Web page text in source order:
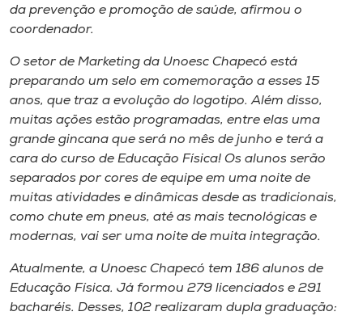
da prevenção e promoção de saúde, afirmou o
coordenador.
O setor de Marketing da Unoesc Chapecó está
preparando um selo em comemoração a esses 15
anos, que traz a evolução do logotipo. Além disso,
muitas ações estão programadas, entre elas uma
grande gincana que será no mês de junho e terá a
cara do curso de Educação Física! Os alunos serão
separados por cores de equipe em uma noite de
muitas atividades e dinâmicas desde as tradicionais,
como chute em pneus, até as mais tecnológicas e
modernas, vai ser uma noite de muita integração.
Atualmente, a Unoesc Chapecó tem 186 alunos de
Educação Física. Já formou 279 licenciados e 291
bacharéis. Desses, 102 realizaram dupla graduação: